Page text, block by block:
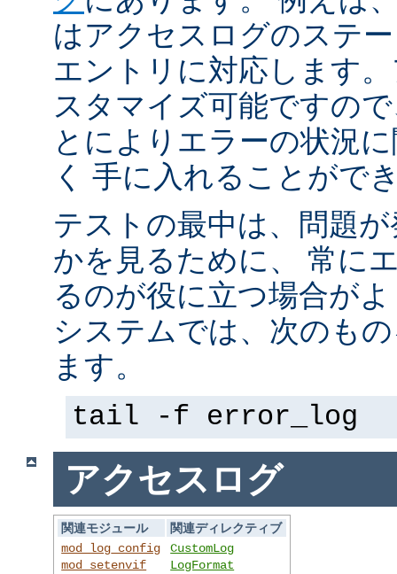
はアクセスログのステ
エントリに対応します
スタマイズ可能ですの
とによりエラーの状況
く 手に入れることがで
テストの最中は、問題
かを見るために、 常に
るのが役に立つ場合が
システムでは、次のも
ます。
tail -f error_log
アクセスログ
関連モジュール
関連ディレクティブ
mod_log_config
mod_setenvif
CustomLog
LogFormat